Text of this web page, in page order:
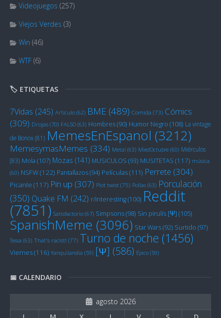
Videojuegos (257)
Viejos Verdes (3)
Win (46)
WTF (6)
🏷️ ETIQUETAS
7Vidas (245) Artículo (62) BME (489) Comida (73) Cómics
(309) Drojas (70) FALSO (63) Hombres(90) Humor Negro (108) La vintage
de Bonox(81) MemesEnEspanol (3212)
MemesymasMemes (334) Metal (63) MiedOctubre (60) Miérculos
(83) Mola (107) Mozas (141) MUSICULOS (93) MUSITETAS (117) música
(60) NSFW(122) Pantallazos(94) Películas(111) Perrete (304)
Picante (117) Pin up (307) Plot twist (75) Pollas (63) Porculación
(350) Quake FM (242) r/Interesting(100) Reddit
(7851) Satisfactorio (67) Simpsons(98) Sin pirulís [Ψ] (105)
SpanishMeme (3096) Star Wars(92) Surtido (97)
Tessa (63) That's racist! (77) Turno de noche (1456)
Viernes(116) Yanquilandia (59) [Ψ] (586) Épico (59)
📅 CALENDARIO
agosto 2026